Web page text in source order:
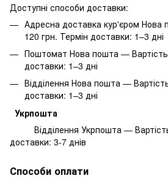
Доступні способи доставки:
Адресна доставка кур'єром Нова
120 грн. Термін доставки: 1–3 дні
Поштомат Нова пошта — Вартість
доставки: 1–3 дні
Відділення Нова пошта —
доставки: 1–3 дні
Укрпошта
Відділення Укрпошта — Вартість
доставки: 3-7 днів
Способи оплати